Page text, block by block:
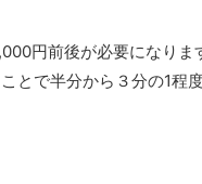
円前後が必要になりま
とで半分から３分の1程